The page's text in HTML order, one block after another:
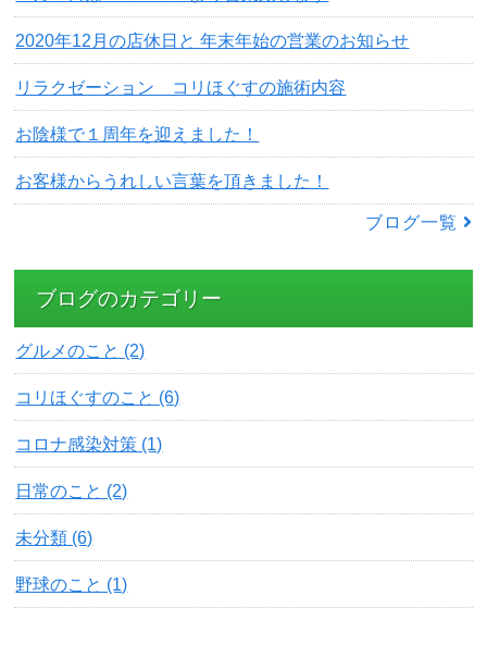
2020年12月の店休日と 年末年始の営業のお知らせ
リラクゼーション コリほぐすの施術内容
お陰様で１周年を迎えました！
お客様からうれしい言葉を頂きました！
ブログ一覧
ブログのカテゴリー
グルメのこと (2)
コリほぐすのこと (6)
コロナ感染対策 (1)
日常のこと (2)
未分類 (6)
野球のこと (1)